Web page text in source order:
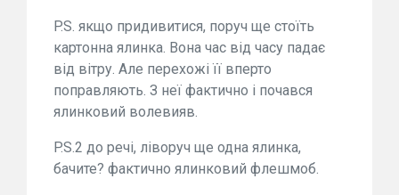
P.S. якщо придивитися, поруч ще стоїть
картонна ялинка. Вона час від часу падає
від вітру. Але перехожі її вперто
поправляють. З неї фактично і почався
ялинковий волевияв.
P.S.2 до речі, ліворуч ще одна ялинка,
бачите? фактично ялинковий флешмоб.